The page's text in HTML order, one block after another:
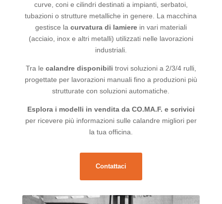
curve, coni e cilindri destinati a impianti, serbatoi,
tubazioni o strutture metalliche in genere. La macchina
gestisce la curvatura di lamierein vari materiali
(acciaio, inox e altri metalli) utilizzati nelle lavorazioni
industriali.
Tra le calandre disponibili trovi soluzioni a 2/3/4 rulli,
progettate per lavorazioni manuali fino a produzioni più
strutturate con soluzioni automatiche.
Esplora i modelli in vendita da CO.MA.F. e scrivici
per ricevere più informazioni sulle calandre migliori per
la tua officina.
Contattaci